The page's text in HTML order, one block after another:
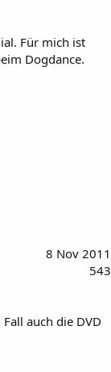
Für mich ist
Dogdance.
8 Nov 2011
543
auch die DVD